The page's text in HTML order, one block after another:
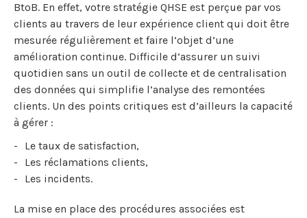
BtoB. En effet, votre stratégie QHSE est perçue par vos
clients au travers de leur expérience client qui doit être
mesurée régulièrement et faire l’objet d’une
amélioration continue. Difficile d’assurer un suivi
quotidien sans un outil de collecte et de centralisation
des données qui simplifie l’analyse des remontées
clients. Un des points critiques est d’ailleurs la capacité
à gérer :
Le taux de satisfaction,
Les réclamations clients,
Les incidents.
La mise en place des procédures associées est